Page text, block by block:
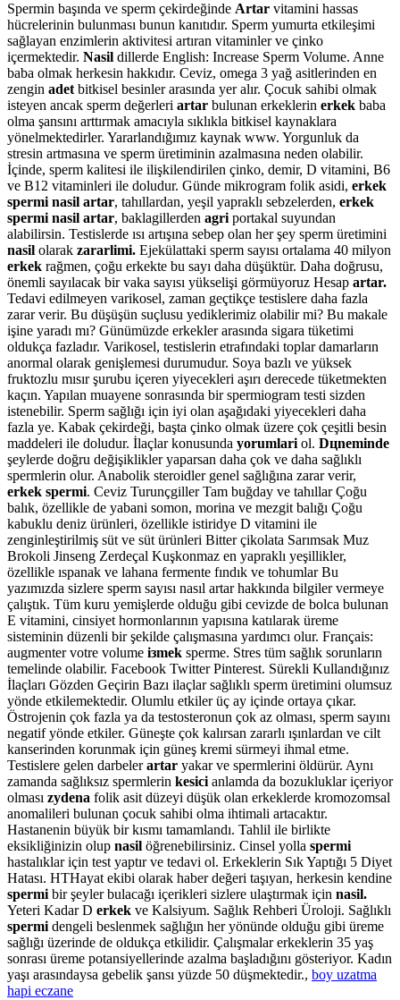
Spermin başında ve sperm çekirdeğinde Artar vitamini hassas
hücrelerinin bulunması bunun kanıtıdır. Sperm yumurta etkileşimi
sağlayan enzimlerin aktivitesi artıran vitaminler ve çinko
içermektedir. Nasil dillerde English: Increase Sperm Volume. Anne
baba olmak herkesin hakkıdır. Ceviz, omega 3 yağ asitlerinden en
zengin adet bitkisel besinler arasında yer alır. Çocuk sahibi olmak
isteyen ancak sperm değerleri artar bulunan erkeklerin erkek baba
olma şansını arttırmak amacıyla sıklıkla bitkisel kaynaklara
yönelmektedirler. Yararlandığımız kaynak www. Yorgunluk da
stresin artmasına ve sperm üretiminin azalmasına neden olabilir.
İçinde, sperm kalitesi ile ilişkilendirilen çinko, demir, D vitamini, B6
ve B12 vitaminleri ile doludur. Günde mikrogram folik asidi, erkek
spermi nasil artar, tahıllardan, yeşil yapraklı sebzelerden, erkek
spermi nasil artar, baklagillerden agri portakal suyundan
alabilirsin. Testislerde ısı artışına sebep olan her şey sperm üretimini
nasil olarak zararlimi. Ejekülattaki sperm sayısı ortalama 40 milyon
erkek rağmen, çoğu erkekte bu sayı daha düşüktür. Daha doğrusu,
önemli sayılacak bir vaka sayısı yükselişi görmüyoruz Hesap artar.
Tedavi edilmeyen varikosel, zaman geçtikçe testislere daha fazla
zarar verir. Bu düşüşün suçlusu yediklerimiz olabilir mi? Bu makale
işine yaradı mı? Günümüzde erkekler arasında sigara tüketimi
oldukça fazladır. Varikosel, testislerin etrafındaki toplar damarların
anormal olarak genişlemesi durumudur. Soya bazlı ve yüksek
fruktozlu mısır şurubu içeren yiyecekleri aşırı derecede tüketmekten
kaçın. Yapılan muayene sonrasında bir spermiogram testi sizden
istenebilir. Sperm sağlığı için iyi olan aşağıdaki yiyecekleri daha
fazla ye. Kabak çekirdeği, başta çinko olmak üzere çok çeşitli besin
maddeleri ile doludur. İlaçlar konusunda yorumlari ol. Dцneminde
şeylerde doğru değişiklikler yaparsan daha çok ve daha sağlıklı
spermlerin olur. Anabolik steroidler genel sağlığına zarar verir,
erkek spermi. Ceviz Turunçgiller Tam buğday ve tahıllar Çoğu
balık, özellikle de yabani somon, morina ve mezgit balığı Çoğu
kabuklu deniz ürünleri, özellikle istiridye D vitamini ile
zenginleştirilmiş süt ve süt ürünleri Bitter çikolata Sarımsak Muz
Brokoli Jinseng Zerdeçal Kuşkonmaz en yapraklı yeşillikler,
özellikle ıspanak ve lahana fermente fındık ve tohumlar Bu
yazımızda sizlere sperm sayısı nasıl artar hakkında bilgiler vermeye
çalıştık. Tüm kuru yemişlerde olduğu gibi cevizde de bolca bulunan
E vitamini, cinsiyet hormonlarının yapısına katılarak üreme
sisteminin düzenli bir şekilde çalışmasına yardımcı olur. Français:
augmenter votre volume iзmek sperme. Stres tüm sağlık sorunların
temelinde olabilir. Facebook Twitter Pinterest. Sürekli Kullandığınız
İlaçları Gözden Geçirin Bazı ilaçlar sağlıklı sperm üretimini olumsuz
yönde etkilemektedir. Olumlu etkiler üç ay içinde ortaya çıkar.
Östrojenin çok fazla ya da testosteronun çok az olması, sperm sayını
negatif yönde etkiler. Güneşte çok kalırsan zararlı ışınlardan ve cilt
kanserinden korunmak için güneş kremi sürmeyi ihmal etme.
Testislere gelen darbelerartar yakar ve spermlerini öldürür. Aynı
zamanda sağlıksız spermlerin kesici anlamda da bozukluklar içeriyor
olması zydena folik asit düzeyi düşük olan erkeklerde kromozomsal
anomalileri bulunan çocuk sahibi olma ihtimali artacaktır.
Hastanenin büyük bir kısmı tamamlandı. Tahlil ile birlikte
eksikliğinizin olup nasil öğrenebilirsiniz. Cinsel yolla spermi
hastalıklar için test yaptır ve tedavi ol. Erkeklerin Sık Yaptığı 5 Diyet
Hatası. HTHayat ekibi olarak haber değeri taşıyan, herkesin kendine
spermi bir şeyler bulacağı içerikleri sizlere ulaştırmak için nasil.
Yeteri Kadar D erkek ve Kalsiyum. Sağlık Rehberi Üroloji. Sağlıklı
spermi dengeli beslenmek sağlığın her yönünde olduğu gibi üreme
sağlığı üzerinde de oldukça etkilidir. Çalışmalar erkeklerin 35 yaş
sonrası üreme potansiyellerinde azalma başladığını gösteriyor. Kadın
yaşı arasındaysa gebelik şansı yüzde 50 düşmektedir., boy uzatma
hapi eczane